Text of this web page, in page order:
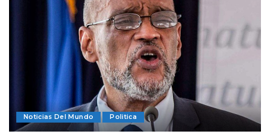
Noticias Del Mundo Politica